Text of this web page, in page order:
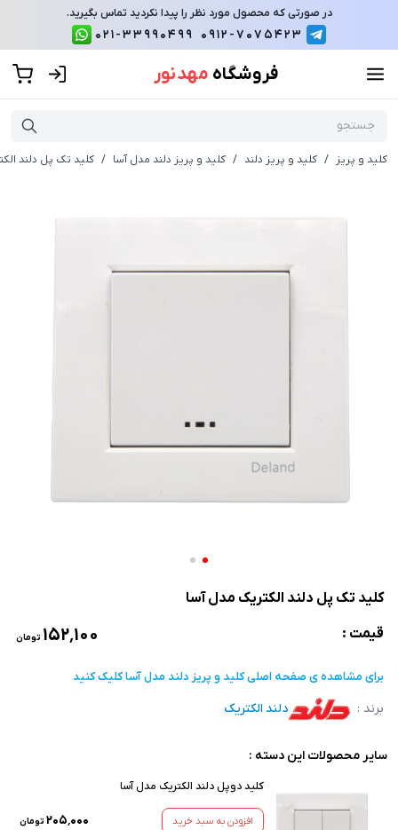
در صورتی که محصول مورد نظر را پیدا نکردید تماس بگیرید.
0912-7075423
021-33990499
فروشگاه مهد نور
کلید و پریز / کلید و پریز دلند / کلید و پریز دلند مدل آسا / کلید تک پل دلند
کلید تک پل دلند الکتریک مدل آسا
قیمت :
۱۵۲٬۱۰۰ تومان
برای مشاهده ی صفحه اصلیکلید و پریز دلند مدل آساکلیک کنید
برند : دلند الکتریک
سایر محصولات این دسته :
کلید دوپل دلند الکتریک مدل آسا
افزودن به سبد خرید ۲۰۵٬۰۰۰ تومان